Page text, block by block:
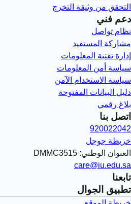
التحقق من وثيقة التخرج
دعم فني
نظام تواصل
مشاركة المستفيد
إدارة تقنية المعلومات
سياسة أمن المعلومات
سياسة الاستخدام الآمن
دليل البيانات المفتوحة
بلاغ رقمي
اتصل بنا
920022042
خريطة جوجل
العنوان الوطني: DMMC3515
care@iu.edu.sa
تابعنا
تطبيق الجوال